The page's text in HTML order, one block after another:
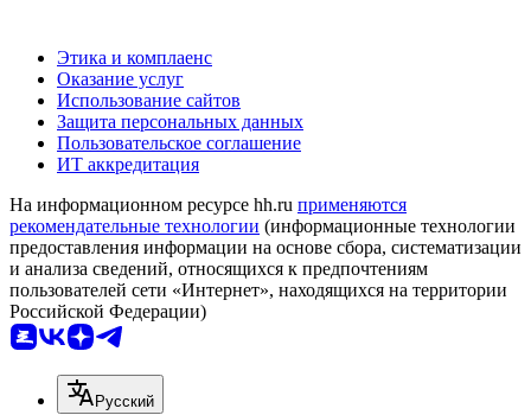
Этика и комплаенс
Оказание услуг
Использование сайтов
Защита персональных данных
Пользовательское соглашение
ИТ аккредитация
На информационном ресурсе hh.ru применяются
рекомендательные технологии (информационные технологии
предоставления информации на основе сбора, систематизации
и анализа сведений, относящихся к предпочтениям
пользователей сети «Интернет», находящихся на территории
Российской Федерации)
Русский